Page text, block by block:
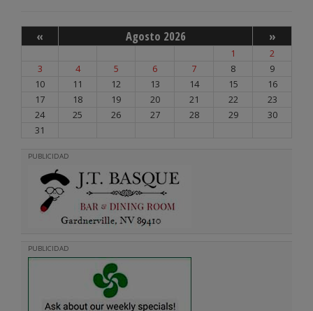
« Agosto 2026 »
1
2
3
4 5 6 7 8
9
10
11 12 13 14 15
16
17
18 19 20 21 22
23
24
25 26 27 28 29
30
31
PUBLICIDAD
PUBLICIDAD